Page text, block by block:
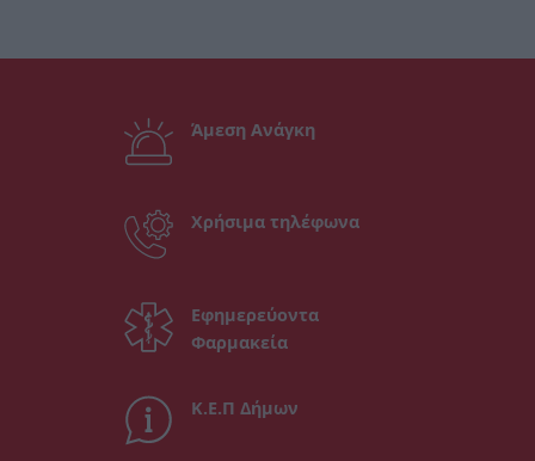
Άμεση Ανάγκη
Χρήσιμα τηλέφωνα
Εφημερεύοντα
Φαρμακεία
Κ.Ε.Π Δήμων